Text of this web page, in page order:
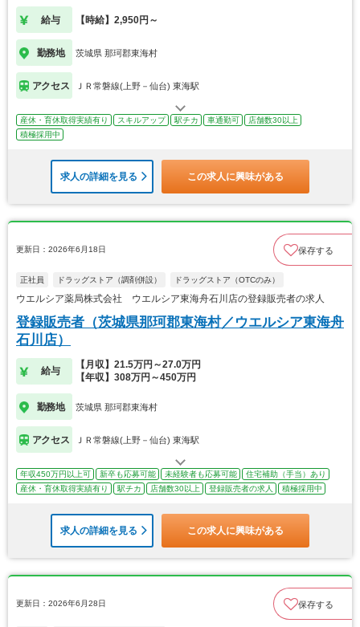
境！
給与 【時給】2,950円～
勤務地 茨城県 那珂郡東海村
アクセス ＪＲ常磐線(上野－仙台) 東海駅
産休・育休取得実績有り スキルアップ 駅チカ 車通勤可
店舗数30以上
積極採用中
求人の詳細を見る この求人に興味がある
更新日：2026年6月18日 保存する
正社員 ドラッグストア（調剤併設） ドラッグストア（OTCのみ）
ウエルシア薬局株式会社 ウエルシア東海舟石川店の登録販売者の求人
登録販売者（茨城県那珂郡東海村／ウエルシア東海舟
石川店）
給与
【月収】21.5万円～27.0万円
【年収】308万円～450万円
勤務地 茨城県 那珂郡東海村
アクセス ＪＲ常磐線(上野－仙台) 東海駅
年収450万円以上可 新卒も応募可能 未経験者も応募可能
住宅補助（手当）あり
産休・育休取得実績有り
駅チカ 店舗数30以上 登録販売者の求人 積極採用中
求人の詳細を見る この求人に興味がある
更新日：2026年6月28日 保存する